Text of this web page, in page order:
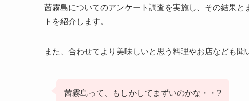
茜霧島についてのアンケート調査を実施し、その結果
トを紹介します。
また、合わせてより美味しいと思う料理やお店なども聞
茜霧島って、もしかしてまずいのかな・・?